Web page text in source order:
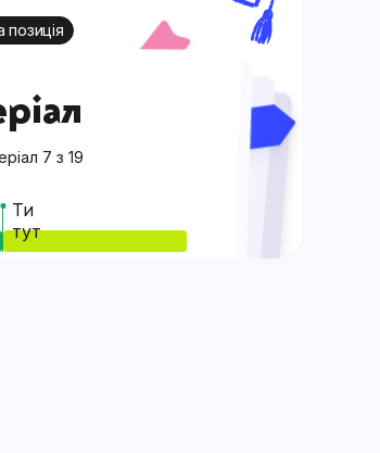
позиція
7 з 19
Ти
тут